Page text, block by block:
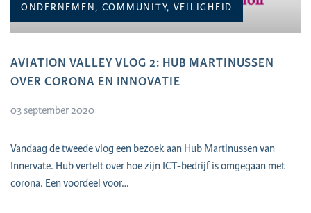
ONDERNEMEN, COMMUNITY, VEILIGHEID
AVIATION VALLEY VLOG 2: HUB MARTINUSSEN
OVER CORONA EN INNOVATIE
03 september 2020
Vandaag de tweede vlog een bezoek aan Hub Martinussen van
Innervate. Hub vertelt over hoe zijn ICT-bedrijf is omgegaan met
corona. Een voordeel voor…